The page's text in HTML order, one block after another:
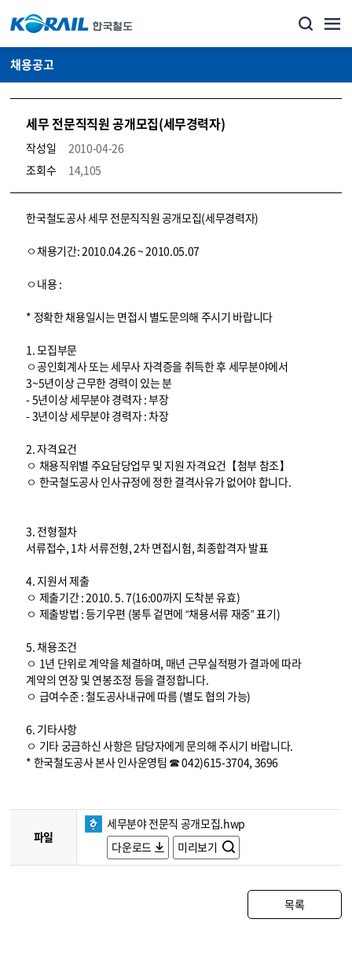
채용공고
세무 전문직직원 공개모집(세무경력자)
작성일
2010-04-26
조회수
14,105
코레일소개_경영공시_채용공고 상세보기 – 내용, 파일, 담당자 연락처로 구성
한국철도공사 세무 전문직직원 공개모집(세무경력자)
ㅇ채용기간: 2010.04.26 ~ 2010.05.07
ㅇ내용 :
* 정확한 채용일시는 면접시 별도문의해 주시기 바랍니다
1. 모집부문
ㅇ공인회계사 또는 세무사 자격증을 취득한 후 세무분야에서
3~5년이상 근무한 경력이 있는 분
- 5년이상 세무분야 경력자 : 부장
- 3년이상 세무분야 경력자 : 차장
2. 자격요건
ㅇ 채용직위별 주요담당업무 및 지원 자격요건【첨부 참조】
ㅇ 한국철도공사 인사규정에 정한 결격사유가 없어야 합니다.
3. 전형절차
서류접수, 1차 서류전형, 2차 면접시험, 최종합격자 발표
4. 지원서 제출
ㅇ 제출기간 : 2010. 5. 7(16:00까지 도착분 유효)
ㅇ 제출방법 : 등기우편 (봉투 겉면에 “채용서류 재중” 표기)
5. 채용조건
ㅇ 1년 단위로 계약을 체결하며, 매년 근무실적평가 결과에 따라
계약의 연장 및 연봉조정 등을 결정합니다.
ㅇ 급여수준 : 철도공사내규에 따름 (별도 협의 가능)
6. 기타사항
ㅇ 기타 궁금하신 사항은 담당자에게 문의해 주시기 바랍니다.
* 한국철도공사 본사 인사운영팀 ☎ 042)615-3704, 3696
파일
세무분야 전문직 공개모집.hwp
다운로드
미리보기
목록